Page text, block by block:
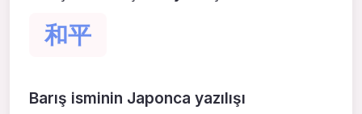
和平
Barış isminin Japonca yazılışı